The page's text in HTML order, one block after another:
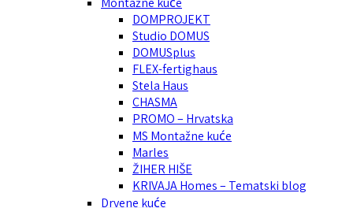
DOMPROJEKT
Studio DOMUS
DOMUSplus
FLEX-fertighaus
Stela Haus
CHASMA
PROMO – Hrvatska
MS Montažne kuće
Marles
ŽIHER HIŠE
KRIVAJA Homes – Tematski blog
Drvene kuće